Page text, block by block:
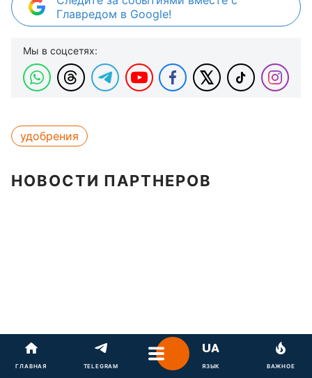
Главредом в Google!
Мы в соцсетях:
удобрения
НОВОСТИ ПАРТНЕРОВ
ГЛАВНАЯ TELEGRAM ЯЗЫК ВАЖНОЕ